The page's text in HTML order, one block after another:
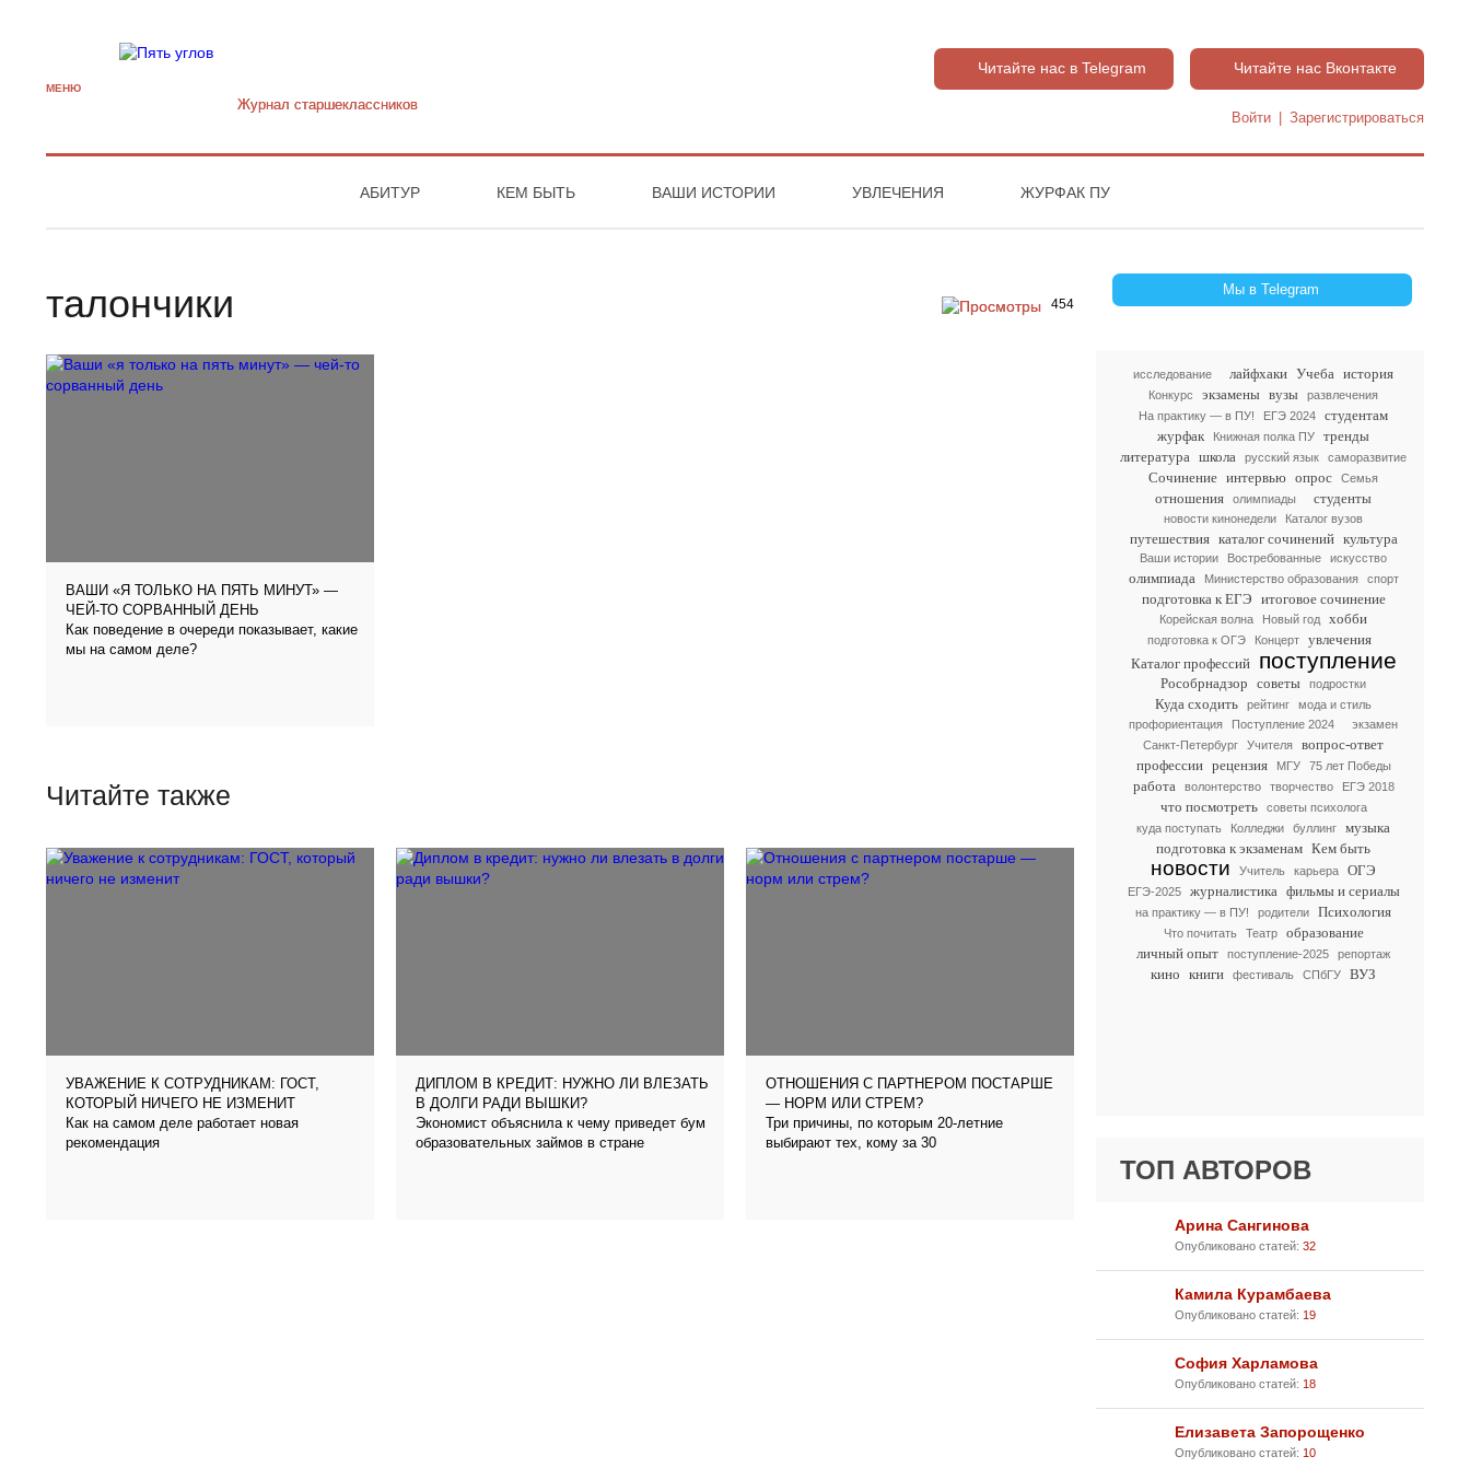
МЕНЮ
Журнал старшекласcников
Читайте нас в Telegram Читайте нас Вконтакте
Войти Зарегистрироваться
АБИТУР КЕМ БЫТЬ ВАШИ ИСТОРИИ УВЛЕЧЕНИЯ ЖУРФАК ПУ
Мы в Telegram
исследование лайфхаки Учеба история
Конкурс экзамены вузы
развлечения
На практику — в ПУ!
ЕГЭ 2024
студентам
журфак
Книжная полка ПУ
тренды
литература школа русский язык саморазвитие
Сочинение интервью опрос Семья
отношения олимпиады студенты
новости кинонедели Каталог вузов
путешествия каталог сочинений культура
Ваши истории Востребованные искусство
олимпиада Министерство образования спорт
подготовка к ЕГЭ итоговое сочинение
Корейская волна Новый год хобби
подготовка к ОГЭ Концерт
увлечения
Каталог профессий
поступление
Рособрнадзор советы подростки
Куда сходить рейтинг
мода и стиль
профориентация
Поступление 2024
экзамен
Санкт-Петербург
Учителя
вопрос-ответ
профессии рецензия МГУ 75 лет Победы
работа волонтерство творчество ЕГЭ 2018
что посмотреть
советы психолога
куда поступать
Колледжи буллинг
музыка
подготовка к экзаменам Кем быть
новости Учитель карьера ОГЭ
ЕГЭ-2025 журналистика фильмы и сериалы
на практику — в ПУ! родители Психология
Что почитать Театр
образование
личный опыт
поступление-2025 репортаж
кино книги фестиваль СПбГУ ВУЗ
ТОП АВТОРОВ
Арина Сангинова
Опубликовано статей: 32
Камила Курамбаева
Опубликовано статей: 19
София Харламова
Опубликовано статей: 18
Елизавета Запорощенко
Опубликовано статей: 10
454
талончики
ВАШИ «Я ТОЛЬКО НА ПЯТЬ МИНУТ» —
ЧЕЙ-ТО СОРВАННЫЙ ДЕНЬ
Как поведение в очереди показывает, какие
мы на самом деле?
Читайте также
УВАЖЕНИЕ К СОТРУДНИКАМ: ГОСТ,
КОТОРЫЙ НИЧЕГО НЕ ИЗМЕНИТ
Как на самом деле работает новая
рекомендация
ДИПЛОМ В КРЕДИТ: НУЖНО ЛИ ВЛЕЗАТЬ
В ДОЛГИ РАДИ ВЫШКИ?
Экономист объяснила к чему приведет бум
образовательных займов в стране
ОТНОШЕНИЯ С ПАРТНЕРОМ ПОСТАРШЕ
— НОРМ ИЛИ СТРЕМ?
Три причины, по которым 20-летние
выбирают тех, кому за 30